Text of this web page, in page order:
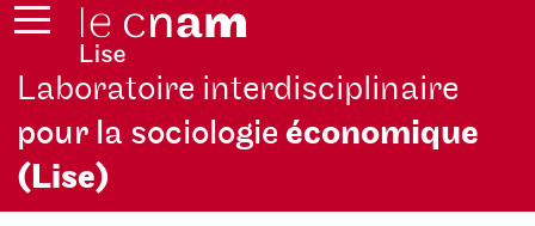
Laboratoire interdisciplinaire
pour la sociologieéconomique
(Lise)